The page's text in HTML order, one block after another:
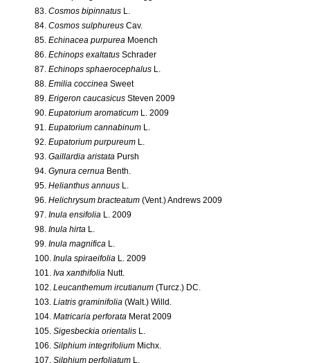
83. Cosmos bipinnatus L.
84. Cosmos sulphureus Cav.
85. Echinacea purpurea Moench
86. Echinops exaltatus Schrader
87. Echinops sphaerocephalus L.
88. Emilia coccinea Sweet
89. Erigeron caucasicus Steven 2009
90. Eupatorium aromaticum L. 2009
91. Eupatorium cannabinum L.
92. Eupatorium purpureum L.
93. Gaillardia aristata Pursh
94. Gynura cernua Benth.
95. Helianthus annuus L.
96. Helichrysum bracteatum (Vent.) Andrews 2009
97. Inula ensifolia L. 2009
98. Inula hirta L.
99. Inula magnifica L.
100. Inula spiraeifolia L. 2009
101. Iva xanthifolia Nutt.
102. Leucanthemum ircutianum (Turcz.) DC.
103. Liatris graminifolia (Walt.) Willd.
104. Matricaria perforata Merat 2009
105. Sigesbeckia orientalis L.
106. Silphium integrifolium Michx.
107. Silphium perfoliatum L.